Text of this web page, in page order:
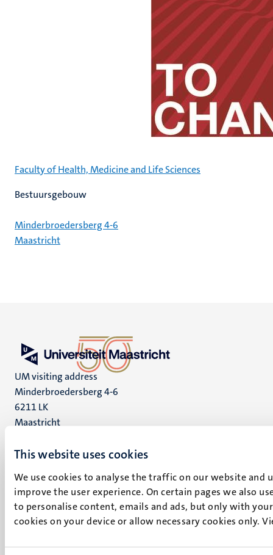
This website uses cookies
We use cookies to analyse the traffic on our website and
improve the user experience. On certain pages we also
to personalise content, emails and ads, but only with
cookies on your device or allow necessary cookies only.
Faculty of Health, Medicine and Life Sciences
Bestuursgebouw
Minderbroedersberg 4-6
Maastricht
UM visiting address
Minderbroedersberg 4-6
6211 LK
Maastricht
P.O. Box 616
6200 MD
Maastricht
Social
Bluesky